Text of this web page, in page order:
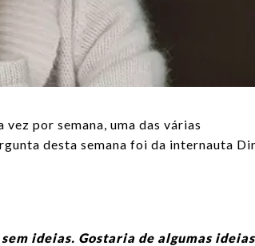
vez por semana, uma das várias
desta semana foi da internauta
ideias. Gostaria de algumas ideias